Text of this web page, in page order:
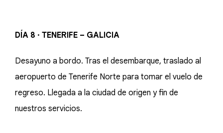
DÍA 8 · TENERIFE – GALICIA
Desayuno a bordo. Tras el desembarque, traslado al
aeropuerto de Tenerife Norte para tomar el vuelo de
regreso. Llegada a la ciudad de origen y fin de
nuestros servicios.